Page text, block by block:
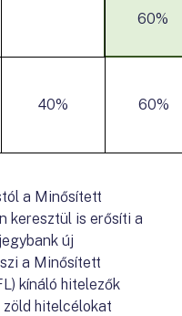
60%
40% 60%
a Minősített
keresztül is erősíti a
új
a Minősített
kínáló hitelezők
zöld hitelcélokat